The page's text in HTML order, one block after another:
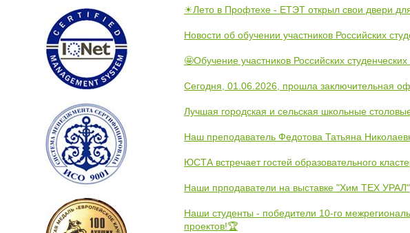
☀Лето в Профтехе - ЕТЭТ открыл свои двери
Новости об обучении участников Российских
🤩Обучение участников Российских
Сегодня, 01.06.2026, прошла заключительная
Лучшая городская и сельская школьные
Наш преподаватель Федотова Татьяна
ЮСТА встречает гостей образовательного
Наши прподаватели на выставке "Хим ТЕХ УРАЛ"
Наши студенты - победители 10-го
проектов!🏆